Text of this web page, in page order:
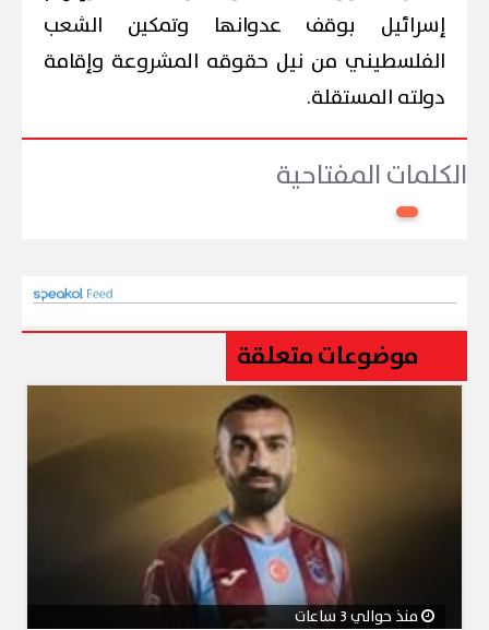
إسرائيل بوقف عدوانها وتمكين الشعب
الفلسطيني من نيل حقوقه المشروعة وإقامة
دولته المستقلة.
الكلمات المفتاحية
موضوعات متعلقة
منذ حوالي 3 ساعات